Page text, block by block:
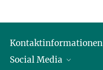
Kontaktinformationen
Öffnungszeiten & Anfahrt
Social Media